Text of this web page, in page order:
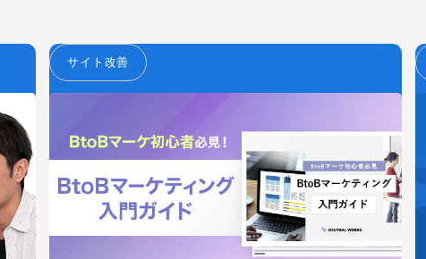
サイト改善